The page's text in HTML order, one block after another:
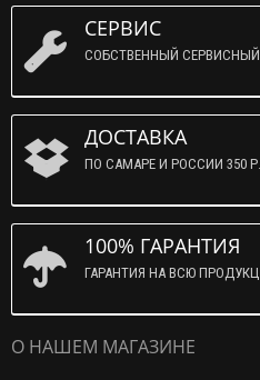
СЕРВИС
СОБСТВЕННЫЙ
ДОСТАВКА
ПО САМАРЕ И РОССИИ 350 Р.
100% ГАРАНТИЯ
ГАРАНТИЯ НА ВСЮ
О НАШЕМ МАГАЗИНЕ